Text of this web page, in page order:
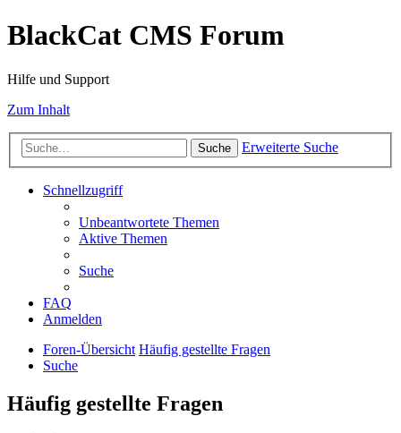
BlackCat CMS Forum
Hilfe und Support
Zum Inhalt
Suche Erweiterte Suche
Schnellzugriff
Unbeantwortete Themen
Aktive Themen
Suche
FAQ
Anmelden
Foren-Übersicht Häufig gestellte Fragen
Suche
Häufig gestellte Fragen